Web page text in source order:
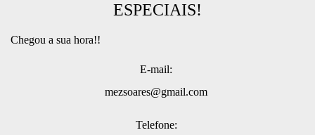
ESPECIAIS!
Chegou a sua hora!!
E-mail:
mezsoares@gmail.com
Telefone: